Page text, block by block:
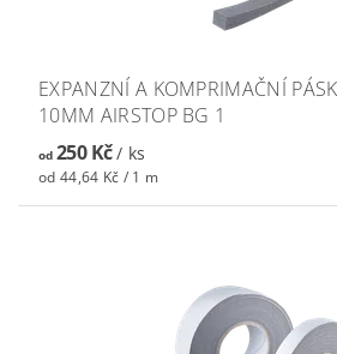
EXPANZNÍ A KOMPRIMAČNÍ
10MM AIRSTOP BG 1
od250 Kč/ ks
od 44,64 Kč / 1 m